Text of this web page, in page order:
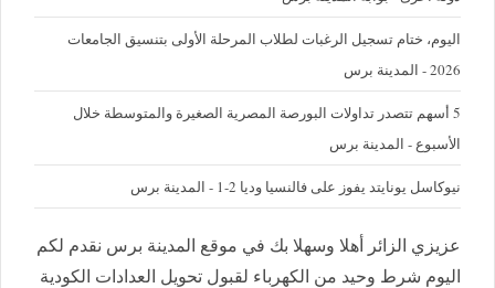
اليوم، ختام تسجيل الرغبات لطلاب المرحلة الأولى بتنسيق الجامعات
2026 - المدينة برس
5 أسهم تتصدر تداولات البورصة المصرية الصغيرة والمتوسطة خلال
الأسبوع - المدينة برس
نيوكاسل يونايتد يفوز على فالنسيا وديا 2-1 - المدينة برس
عزيزي الزائر أهلا وسهلا بك في موقع المدينة برس نقدم لكم
اليوم شرط وحيد من الكهرباء لقبول تحويل العدادات الكودية